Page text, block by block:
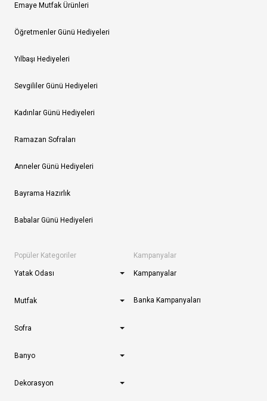
Emaye Mutfak Ürünleri
Öğretmenler Günü Hediyeleri
Yılbaşı Hediyeleri
Sevgililer Günü Hediyeleri
Kadınlar Günü Hediyeleri
Ramazan Sofraları
Anneler Günü Hediyeleri
Bayrama Hazırlık
Babalar Günü Hediyeleri
Popüler Kategoriler
Yatak Odası
Mutfak
Sofra
Banyo
Dekorasyon
Kampanyalar
Kampanyalar
Banka Kampanyaları